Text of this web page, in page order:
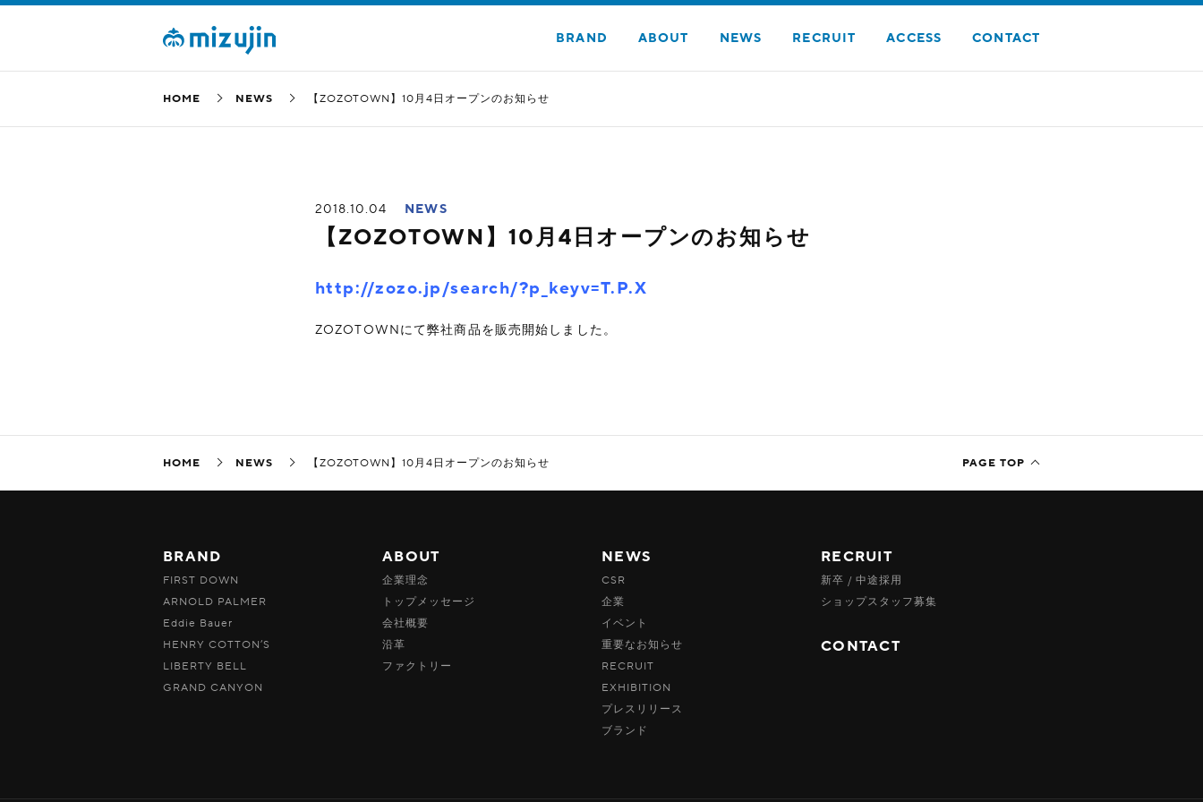
BRAND ABOUT NEWS RECRUIT ACCESS CONTACT
HOME NEWS 【ZOZOTOWN】10月4日オープンのお知らせ
2018.10.04 NEWS
【ZOZOTOWN】10月4日オープンのお知らせ
http://zozo.jp/search/?p_keyv=T.P.X
ZOZOTOWNにて弊社商品を販売開始しました。
HOME NEWS 【ZOZOTOWN】10月4日オープンのお知らせ
BRAND
FIRST DOWN
ARNOLD PALMER
Eddie Bauer
HENRY COTTON’S
LIBERTY BELL
GRAND CANYON
ABOUT
企業理念
トップメッセージ
会社概要
沿革
ファクトリー
NEWS
CSR
企業
イベント
重要なお知らせ
RECRUIT
EXHIBITION
プレスリリース
ブランド
RECRUIT
新卒 / 中途採用
ショップスタッフ募集
CONTACT